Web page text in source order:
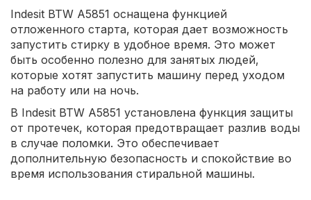
Indesit BTW A5851 оснащена функцией
отложенного старта, которая дает возможность
запустить стирку в удобное время. Это может
быть особенно полезно для занятых людей,
которые хотят запустить машину перед уходом
на работу или на ночь.
В Indesit BTW A5851 установлена функция защиты
от протечек, которая предотвращает разлив воды
в случае поломки. Это обеспечивает
дополнительную безопасность и спокойствие во
время использования стиральной машины.